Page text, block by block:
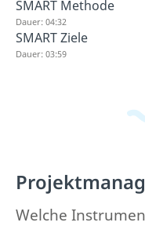
SMART Methode
Dauer: 04:32
SMART Ziele
Dauer: 03:59
Welche